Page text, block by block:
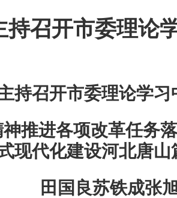
持召开市委理论
持召开市委理论学
推进各项改革任务
现代化建设河北唐
田国良苏铁成张